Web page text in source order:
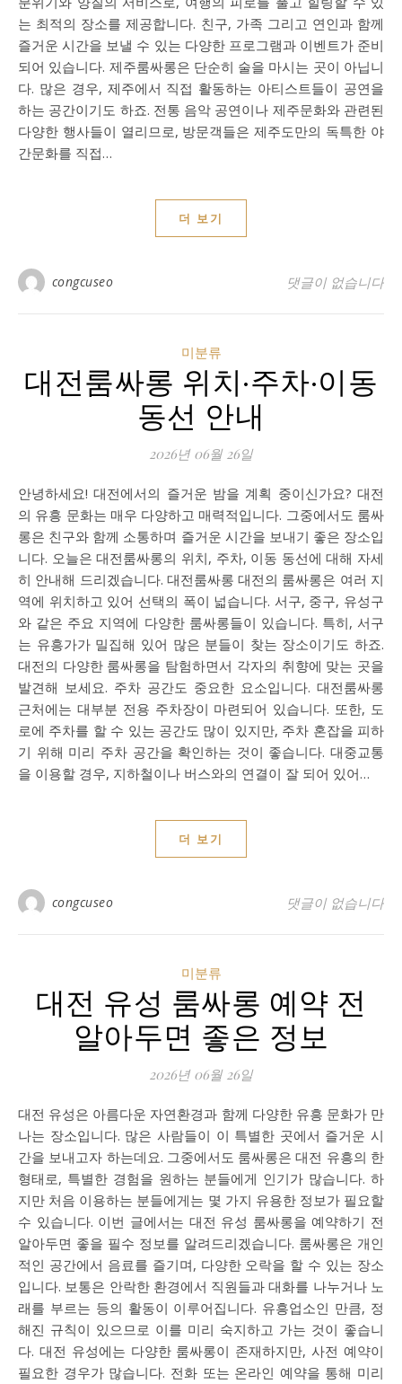
는 최적의 장소를 제공합니다. 친구, 가족 그리고 연인과 함께
즐거운 시간을 보낼 수 있는 다양한 프로그램과 이벤트가 준비
되어 있습니다. 제주룸싸롱은 단순히 술을 마시는 곳이 아닙니
다. 많은 경우, 제주에서 직접 활동하는 아티스트들이 공연을
하는 공간이기도 하죠. 전통 음악 공연이나 제주문화와 관련된
다양한 행사들이 열리므로, 방문객들은 제주도만의 독특한 야
간문화를 직접…
더 보기
congcuseo 댓글이 없습니다
미분류
대전룸싸롱 위치·주차·이동
동선 안내
2026년 06월 26일
안녕하세요! 대전에서의 즐거운 밤을 계획 중이신가요? 대전
의 유흥 문화는 매우 다양하고 매력적입니다. 그중에서도 룸싸
롱은 친구와 함께 소통하며 즐거운 시간을 보내기 좋은 장소입
니다. 오늘은 대전룸싸롱의 위치, 주차, 이동 동선에 대해 자세
히 안내해 드리겠습니다. 대전룸싸롱 대전의 룸싸롱은 여러 지
역에 위치하고 있어 선택의 폭이 넓습니다. 서구, 중구, 유성구
와 같은 주요 지역에 다양한 룸싸롱들이 있습니다. 특히, 서구
는 유흥가가 밀집해 있어 많은 분들이 찾는 장소이기도 하죠.
대전의 다양한 룸싸롱을 탐험하면서 각자의 취향에 맞는 곳을
발견해 보세요. 주차 공간도 중요한 요소입니다. 대전룸싸롱
근처에는 대부분 전용 주차장이 마련되어 있습니다. 또한, 도
로에 주차를 할 수 있는 공간도 많이 있지만, 주차 혼잡을 피하
기 위해 미리 주차 공간을 확인하는 것이 좋습니다. 대중교통
을 이용할 경우, 지하철이나 버스와의 연결이 잘 되어 있어…
더 보기
congcuseo 댓글이 없습니다
미분류
대전 유성 룸싸롱 예약 전
알아두면 좋은 정보
2026년 06월 26일
대전 유성은 아름다운 자연환경과 함께 다양한 유흥 문화가 만
나는 장소입니다. 많은 사람들이 이 특별한 곳에서 즐거운 시
간을 보내고자 하는데요. 그중에서도 룸싸롱은 대전 유흥의 한
형태로, 특별한 경험을 원하는 분들에게 인기가 많습니다. 하
지만 처음 이용하는 분들에게는 몇 가지 유용한 정보가 필요할
수 있습니다. 이번 글에서는 대전 유성 룸싸롱을 예약하기 전
알아두면 좋을 필수 정보를 알려드리겠습니다. 룸싸롱은 개인
적인 공간에서 음료를 즐기며, 다양한 오락을 할 수 있는 장소
입니다. 보통은 안락한 환경에서 직원들과 대화를 나누거나 노
래를 부르는 등의 활동이 이루어집니다. 유흥업소인 만큼, 정
해진 규칙이 있으므로 이를 미리 숙지하고 가는 것이 좋습니
다. 대전 유성에는 다양한 룸싸롱이 존재하지만, 사전 예약이
필요한 경우가 많습니다. 전화 또는 온라인 예약을 통해 미리